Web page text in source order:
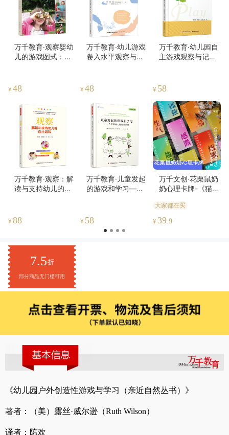
万千教育·观察婴幼
儿的游戏图式：支
¥ 48
万千教育·幼儿游戏
卷入水平观察与评
¥ 48
万千教育·幼儿园自
主游戏观察与记录
¥ 58
万千教育·观察：解
读与支持幼儿的自
¥ 88
万千教育·儿童发起
的游戏和学习——
¥ 58
万千文创·花栗鼠奶
奶心理卡牌-《猫小
师》衍生卡牌-情绪
练习、个人探索、
大家都在买
¥ 39.9
7.5折
部分商品无门槛可用
《幼儿园户外创造性游戏与学习（亲近自然丛书）》
著者：（美）露丝·威尔逊（Ruth Wilson）
译者：陈欢